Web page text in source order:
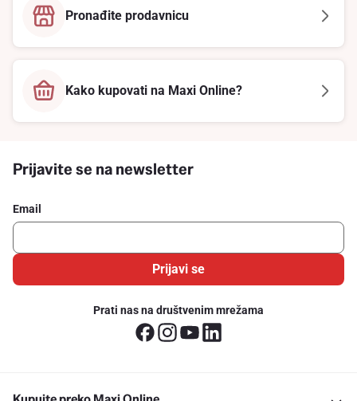
Pronađite prodavnicu
Kako kupovati na Maxi Online?
Prijavite se na newsletter
Email
Prijavi se
Prati nas na društvenim mrežama